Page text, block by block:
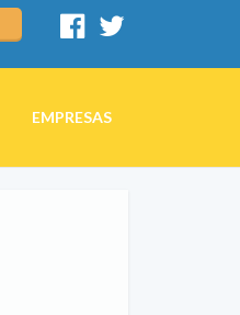
Facebook
EMPRESAS